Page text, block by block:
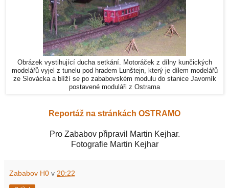
Obrázek vystihující ducha setkání. Motoráček z dílny kunčických
modelářů vyjel z tunelu pod hradem Lunštejn, který je dílem modelářů
ze Slovácka a blíží se po zababovském modulu do stanice Javorník
postavené moduláři z Ostrama
Reportáž na stránkách OSTRAMO
Pro Zababov připravil Martin Kejhar.
Fotografie Martin Kejhar
Zababov H0 v 20:22